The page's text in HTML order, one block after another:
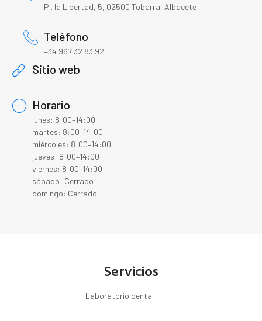
Pl. la Libertad, 5, 02500 Tobarra, Albacete
Teléfono
+34 967 32 83 92
Sitio web
Horario
lunes: 8:00–14:00
martes: 8:00–14:00
miércoles: 8:00–14:00
jueves: 8:00–14:00
viernes: 8:00–14:00
sábado: Cerrado
domingo: Cerrado
Servicios
Laboratorio dental